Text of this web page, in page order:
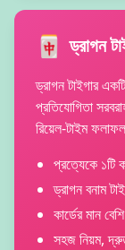
🀄 ড্রাগন
ড্রাগন টাইগার
প্রতিযোগিতা
রিয়েল-টাইম
প্রত্যেকে ১টি
ড্রাগন বনাম
কার্ডের মান
সহজ নিয়ম,